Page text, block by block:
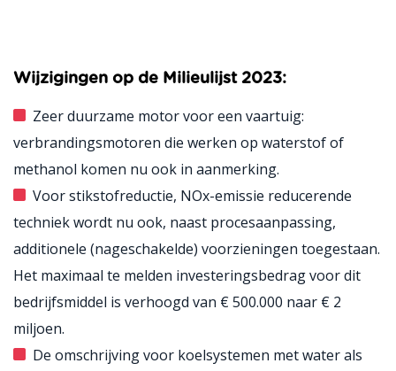
Wijzigingen op de Milieulijst 2023:
Zeer duurzame motor voor een vaartuig:
verbrandingsmotoren die werken op waterstof of
methanol komen nu ook in aanmerking.
Voor stikstofreductie, NOx-emissie reducerende
techniek wordt nu ook, naast procesaanpassing,
additionele (nageschakelde) voorzieningen toegestaan.
Het maximaal te melden investeringsbedrag voor dit
bedrijfsmiddel is verhoogd van € 500.000 naar € 2
miljoen.
De omschrijving voor koelsystemen met water als